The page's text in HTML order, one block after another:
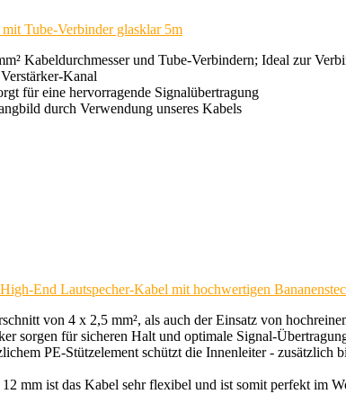
Tube-Verbinder glasklar 5m
Kabeldurchmesser und Tube-Verbindern; Ideal zur
Kanal
für eine hervorragende Signalübertragung
durch Verwendung unseres Kabels
End Lautspecher-Kabel mit hochwertigen
von 4 x 2,5 mm², als auch der Einsatz von
sorgen für sicheren Halt und optimale Signal-
PE-Stützelement schützt die Innenleiter -
mm ist das Kabel sehr flexibel und ist somit perfekt im